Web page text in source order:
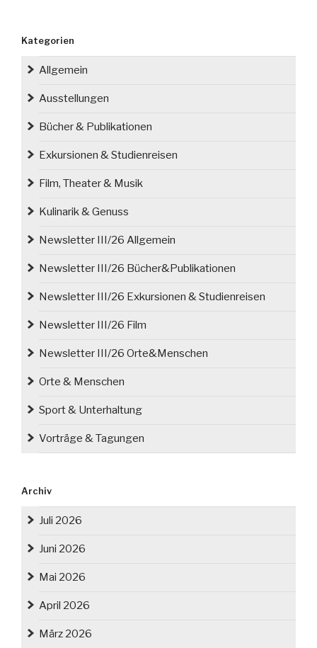
für
Schlesien“
Kategorien
Allgemein
Ausstellungen
Bücher & Publikationen
Exkursionen & Studienreisen
Film, Theater & Musik
Kulinarik & Genuss
Newsletter III/26 Allgemein
Newsletter III/26 Bücher&Publikationen
Newsletter III/26 Exkursionen & Studienreisen
Newsletter III/26 Film
Newsletter III/26 Orte&Menschen
Orte & Menschen
Sport & Unterhaltung
Vorträge & Tagungen
Archiv
Juli 2026
Juni 2026
Mai 2026
April 2026
März 2026